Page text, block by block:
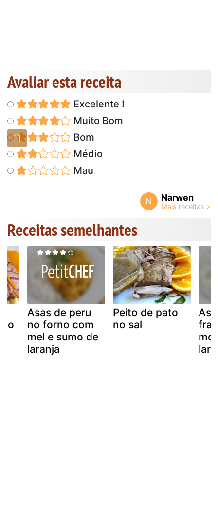
Avaliar esta receita
Excelente !
Muito Bom
Bom
Médio
Mau
N Narwen
Receitas semelhantes
Asas de peru
no forno com
mel e sumo de
laranja
Peito de pato
no sal